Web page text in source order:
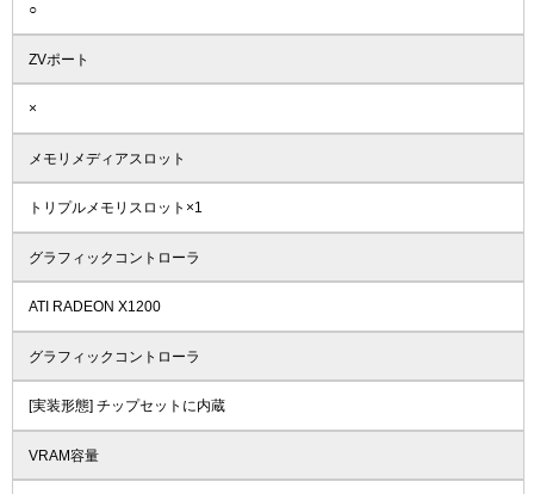
○
ZVポート
×
メモリメディアスロット
トリプルメモリスロット×1
グラフィックコントローラ
ATI RADEON X1200
グラフィックコントローラ
[実装形態] チップセットに内蔵
VRAM容量